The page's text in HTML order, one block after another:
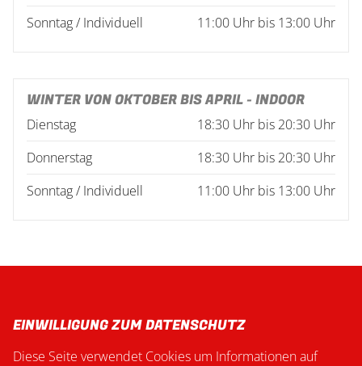
Sonntag / Individuell
11:00 Uhr bis 13:00 Uhr
WINTER VON OKTOBER BIS APRIL - INDOOR
Dienstag
18:30 Uhr bis 20:30 Uhr
Donnerstag
18:30 Uhr bis 20:30 Uhr
Sonntag / Individuell
11:00 Uhr bis 13:00 Uhr
EINWILLIGUNG ZUM DATENSCHUTZ
Diese Seite verwendet Cookies um Informationen auf